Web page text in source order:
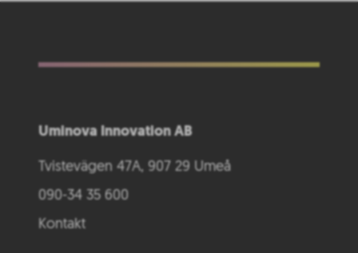
Uminova Innovation AB
Tvistevägen 47A, 907 29 Umeå
090-34 35 600
Kontakt